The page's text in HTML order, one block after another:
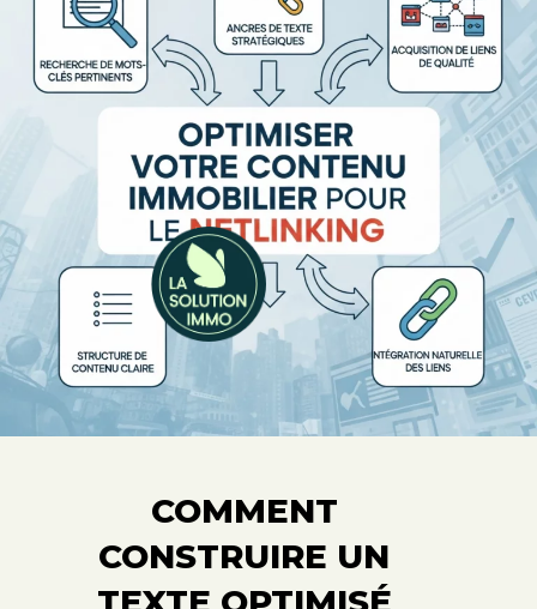
COMMENT
CONSTRUIRE UN